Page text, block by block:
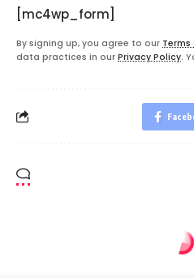
[mc4wp_form]
By signing up, you agree to our Terms
data practices in our Privacy Policy.